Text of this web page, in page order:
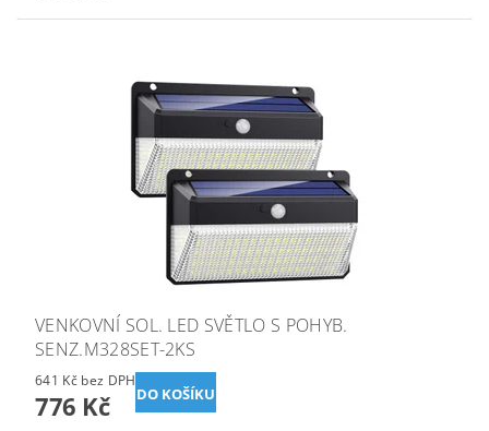
VENKOVNÍ SOL. LED SVĚTLO S POHYB.
SENZ.M328SET-2KS
641 Kč bez DPH
776 Kč